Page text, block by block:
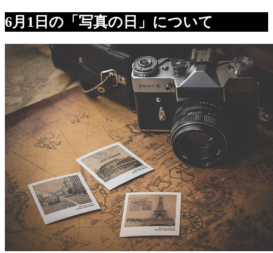
6月1日の「写真の日」について